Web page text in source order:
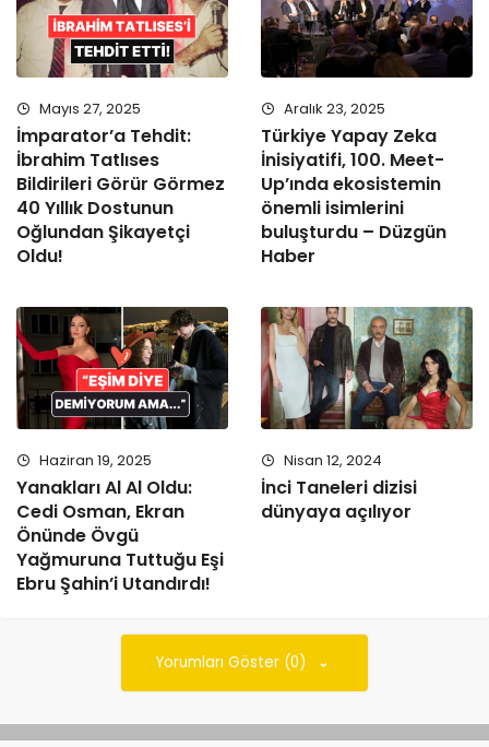
Mayıs 27, 2025
İmparator’a Tehdit:
İbrahim Tatlıses
Bildirileri Görür Görmez
40 Yıllık Dostunun
Oğlundan Şikayetçi
Oldu!
Aralık 23, 2025
Türkiye Yapay Zeka
İnisiyatifi, 100. Meet-
Up’ında ekosistemin
önemli isimlerini
buluşturdu – Düzgün
Haber
Haziran 19, 2025
Yanakları Al Al Oldu:
Cedi Osman, Ekran
Önünde Övgü
Yağmuruna Tuttuğu Eşi
Ebru Şahin’i Utandırdı!
Nisan 12, 2024
İnci Taneleri dizisi
dünyaya açılıyor
Yorumları Göster (0)